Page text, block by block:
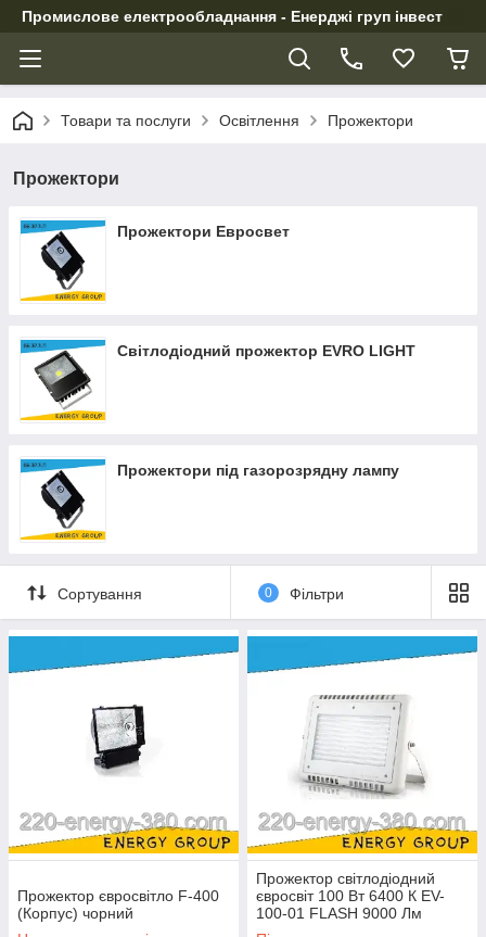
Промислове електрообладнання - Енерджі груп інвест
Товари та послуги Освітлення Прожектори
Прожектори
Прожектори Евросвет
Світлодіодний прожектор EVRO LIGHT
Прожектори під газорозрядну лампу
Сортування 0 Фільтри
Прожектор євросвітло F-400
(Корпус) чорний
Прожектор світлодіодний
євросвіт 100 Вт 6400 К EV-
100-01 FLASH 9000 Лм